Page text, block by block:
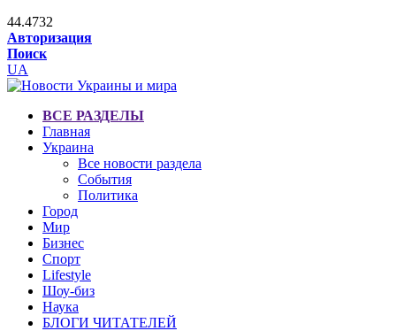
44.4732
Авторизация
Поиск
UA
ВСЕ РАЗДЕЛЫ
Главная
Украина
Все новости раздела
События
Политика
Город
Мир
Бизнес
Спорт
Lifestyle
Шоу-биз
Наука
БЛОГИ ЧИТАТЕЛЕЙ